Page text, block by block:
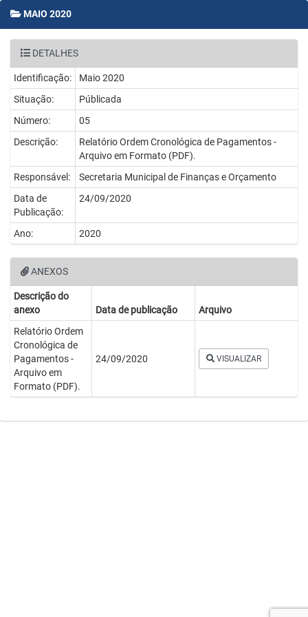
MAIO 2020
DETALHES
Identificação:
Maio 2020
Situação:
Públicada
Número:
05
Descrição:
Relatório Ordem Cronológica de Pagamentos -
Arquivo em Formato (PDF).
Responsável:
Secretaria Municipal de Finanças e Orçamento
Data de
Publicação:
24/09/2020
Ano: 2020
ANEXOS
Descrição do
anexo
Data de publicação
Arquivo
Relatório Ordem
Cronológica de
Pagamentos -
Arquivo em
Formato (PDF).
24/09/2020 VISUALIZAR